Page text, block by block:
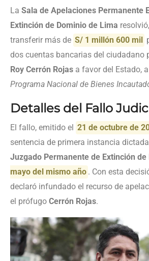
La Sala de Apelaciones Permanente
Extinción de Dominio de Lima
transferir más de S/ 1 millón 600 mil
dos cuentas bancarias del ciudadano
Roy Cerrón Rojas a favor del Estado,
Programa Nacional de Bienes
Detalles del Fallo
El fallo, emitido el 21 de octubre de
sentencia de primera instancia dictada
Juzgado Permanente de Extinción de
mayo del mismo año . Con esta
declaró infundado el recurso de
el prófugo Cerrón Rojas.